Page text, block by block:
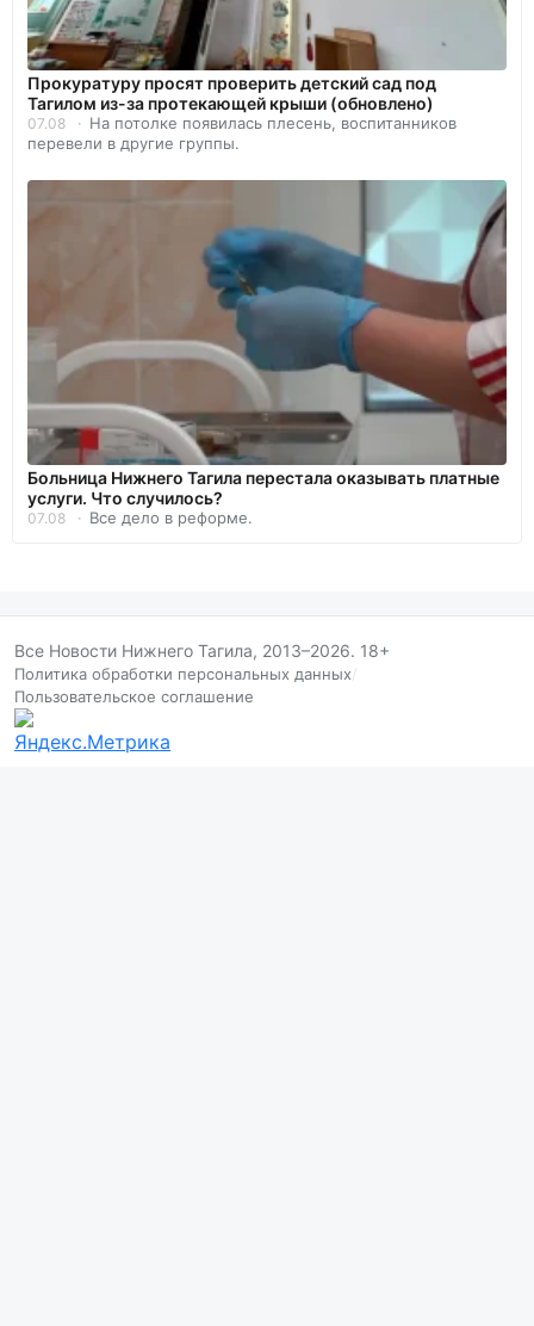
Прокуратуру просят проверить детский сад под
Тагилом из-за протекающей крыши (обновлено)
07.08
На потолке появилась плесень, воспитанников
перевели в другие группы.
Больница Нижнего Тагила перестала оказывать платные
услуги. Что случилось?
07.08 Все дело в реформе.
Все Новости Нижнего Тагила, 2013–2026. 18+
Политика обработки персональных данных/
Пользовательское соглашение